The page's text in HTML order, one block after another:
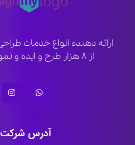
ارائه دهنده انواع خدمات
از ۸ هزار طرح و ایده و نمونه کار موفق
آدرس شرکت